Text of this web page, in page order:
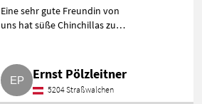
Eine sehr gute Freundin von
uns hat süße Chinchillas zu
vermittle euch den Kontakt.
Sonstige Tiere Kleinti
Ernst Pölzleitner
5204 Straßwalchen